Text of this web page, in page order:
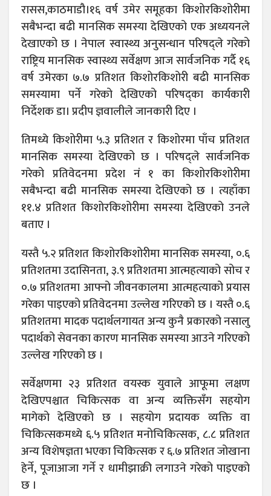
रासस,काठमाडौ।१६ वर्ष उमेर समूहका किशोरकिशोरीमा
सबैभन्दा बढी मानसिक समस्या देखिएको एक अध्ययनले
देखाएको छ । नेपाल स्वास्थ्य अनुसन्धान परिषद्ले गरेको
राष्ट्रिय मानसिक स्वास्थ्य सर्वेक्षण आज सार्वजनिक गर्दै १६
वर्ष उमेरका ७.७ प्रतिशत किशोरकिशोरी बढी मानसिक
समस्यामा पर्ने गरेको देखिएको परिषद्का कार्यकारी
निर्देशक डा। प्रदीप ज्ञवालीले जानकारी दिए ।
तिमध्ये किशोरीमा ५.३ प्रतिशत र किशोरमा पाँच प्रतिशत
मानसिक समस्या देखिएको छ । परिषद्ले सार्वजनिक
गरेको प्रतिवेदनमा प्रदेश नंं १ का किशोरकिशोरीमा
सबैभन्दा बढी मानसिक समस्या देखिएको छ । त्यहाँका
११.४ प्रतिशत किशोरकिशोरीमा समस्या देखिएको उनले
बताए ।
यस्तै ५.२ प्रतिशत किशोरकिशोरीमा मानसिक समस्या, ०.६
प्रतिशतमा उदासिनता, ३.९ प्रतिशतमा आत्महत्याको सोच र
०.७ प्रतिशतमा आफ्नो जीवनकालमा आत्महत्याको प्रयास
गरेका पाइएको प्रतिवेदनमा उल्लेख गरिएको छ । यस्तै ०.६
प्रतिशतमा मादक पदार्थलगायत अन्य कुनै प्रकारको नसालु
पदार्थको सेवनका कारण मानसिक समस्या आउने गरिएको
उल्लेख गरिएको छ ।
सर्वेक्षणमा २३ प्रतिशत वयस्क युवाले आफूमा लक्षण
देखिएपश्चात चिकित्सक वा अन्य व्यक्तिसँग सहयोग
मागेको देखिएको छ । सहयोग प्रदायक व्यक्ति वा
चिकित्सकमध्ये ६.५ प्रतिशत मनोचिकित्सक, ८.८ प्रतिशत
अन्य विशेषज्ञता भएका चिकित्सक र ६.७ प्रतिशत जोखाना
हेर्ने, पूजाआजा गर्ने र धामीझाक्री लगाउने गरेको पाइएको
छ ।